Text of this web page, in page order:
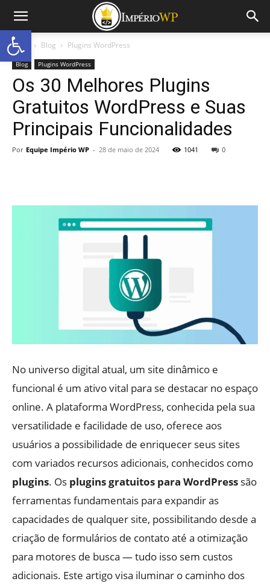
Início Blog Plugins WordPress
Blog Plugins WordPress
Os 30 Melhores Plugins
Gratuitos WordPress e Suas
Principais Funcionalidades
Por Equipe Império WP - 28 de maio de 2024 1041 0
No universo digital atual, um site dinâmico e
funcional é um ativo vital para se destacar no espaço
online. A plataforma WordPress, conhecida pela sua
versatilidade e facilidade de uso, oferece aos
usuários a possibilidade de enriquecer seus sites
com variados recursos adicionais, conhecidos como
plugins. Os plugins gratuitos para WordPress são
ferramentas fundamentais para expandir as
capacidades de qualquer site, possibilitando desde a
criação de formulários de contato até a otimização
para motores de busca — tudo isso sem custos
adicionais. Este artigo visa iluminar o caminho dos
Abrir a barra de ferramentas